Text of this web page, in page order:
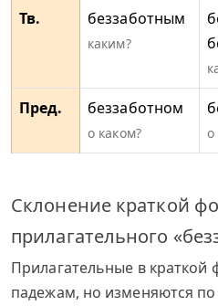
Тв. беззаботным
каким?
Пред. беззаботном
о каком? о
Склонение краткой
прилагательного
Прилагательные в краткой
падежам, но изменяются